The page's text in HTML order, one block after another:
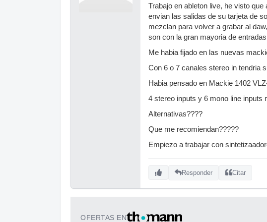
Trabajo en ableton live, he visto
envian las salidas de su tarjeta de
mezclan para volver a grabar al
son con la gran mayoria de
Me habia fijado en las nuevas
Con 6 o 7 canales stereo in tendria
Habia pensado en Mackie 1402
4 stereo inputs y 6 mono line inputs
Alternativas????
Que me recomiendan?????
Empiezo a trabajar con
Responder Citar
OFERTAS EN